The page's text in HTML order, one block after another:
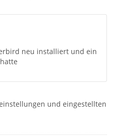
neu installiert und ein
und eingestellten